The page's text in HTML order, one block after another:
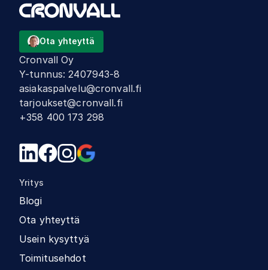
Ota yhteyttä
Cronvall Oy
Y-tunnus:2407943-8
asiakaspalvelu@cronvall.fi
tarjoukset@cronvall.fi
+358 400 173 298
Yritys
Blogi
Ota yhteyttä
Usein kysyttyä
Toimitusehdot